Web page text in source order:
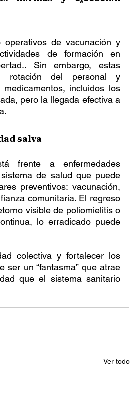
de vacunación y
de formación en
Sin embargo, estas
rotación del personal y
incluidos los
pero la llegada efectiva a
salva
frente a enfermedades
de salud que puede
preventivos: vacunación,
comunitaria. El regreso
visible de poliomielitis o
lo erradicado puede
colectiva y fortalecer los
un “fantasma” que atrae
que el sistema sanitario
Ver todo